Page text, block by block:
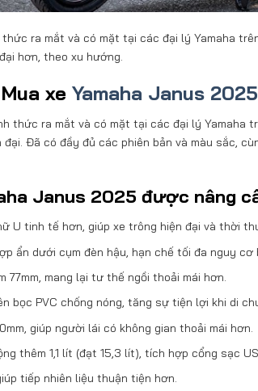
ra mắt và có mặt tại các đại lý Yamaha
hơn, theo xu hướng.
Mua xe Yamaha Janus 2025
thức ra mắt và có mặt tại các đại lý Yamaha
đại. Đã có đầy đủ các phiên bản và màu sắc,
Janus 2025 được nâng
U tinh tế hơn, giúp xe trông hiện đại và thời
ẩn dưới cụm đèn hậu, hạn chế tối đa nguy cơ
77mm, mang lại tư thế ngồi thoải mái hơn.
bọc PVC chống nóng, tăng sự tiện lợi khi di
giúp người lái có không gian thoải mái hơn.
thêm 1,1 lít (đạt 15,3 lít), tích hợp cổng sạc
tiếp nhiên liệu thuận tiện hơn.